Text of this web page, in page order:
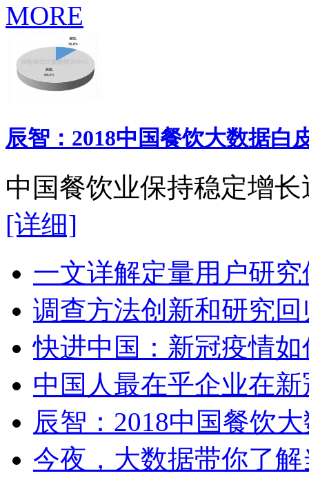
MORE
辰智：2018中国餐饮大数据白
中国餐饮业保持稳定增
[详细]
一文详解定量用户研
调查方法创新和研究
快进中国：新冠疫情
中国人最在乎企业在
辰智：2018中国餐饮
今夜，大数据带你了